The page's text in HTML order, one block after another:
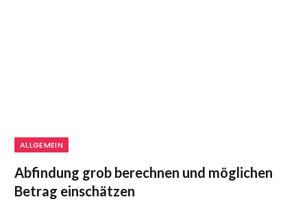
ALLGEMEIN
Abfindung grob berechnen und möglichen
Betrag einschätzen